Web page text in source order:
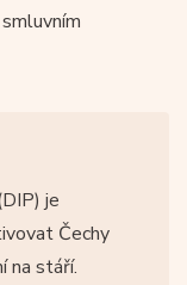
je
Čechy
na stáří.